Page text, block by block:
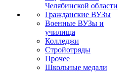
Челябинской области
Гражданские ВУЗы
Военные ВУЗы и
училища
Колледжи
Стройотряды
Прочее
Школьные медали